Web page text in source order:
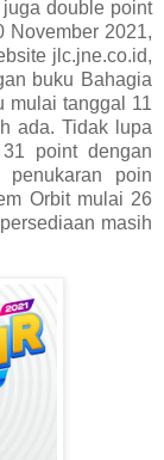
double point
November 2021,
jlc.jne.co.id,
buku Bahagia
mulai tanggal 11
ada. Tidak lupa
point dengan
poin
Orbit mulai 26
masih